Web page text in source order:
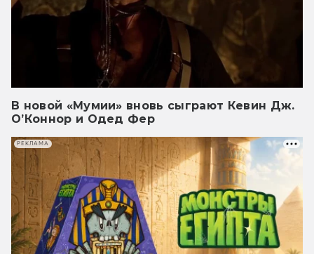
В новой «Мумии» вновь сыграют Кевин Дж.
О’Коннор и Одед Фер
РЕКЛАМА